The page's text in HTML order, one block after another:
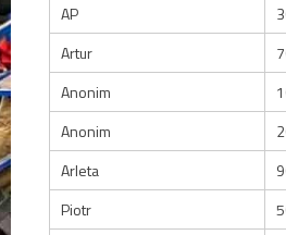
AP
Artur
Anonim
Anonim
Arleta
Piotr